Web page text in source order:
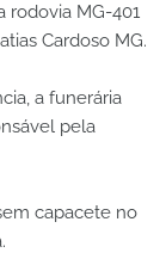
rodovia MG-401
Cardoso MG.
a funerária
pela
capacete no